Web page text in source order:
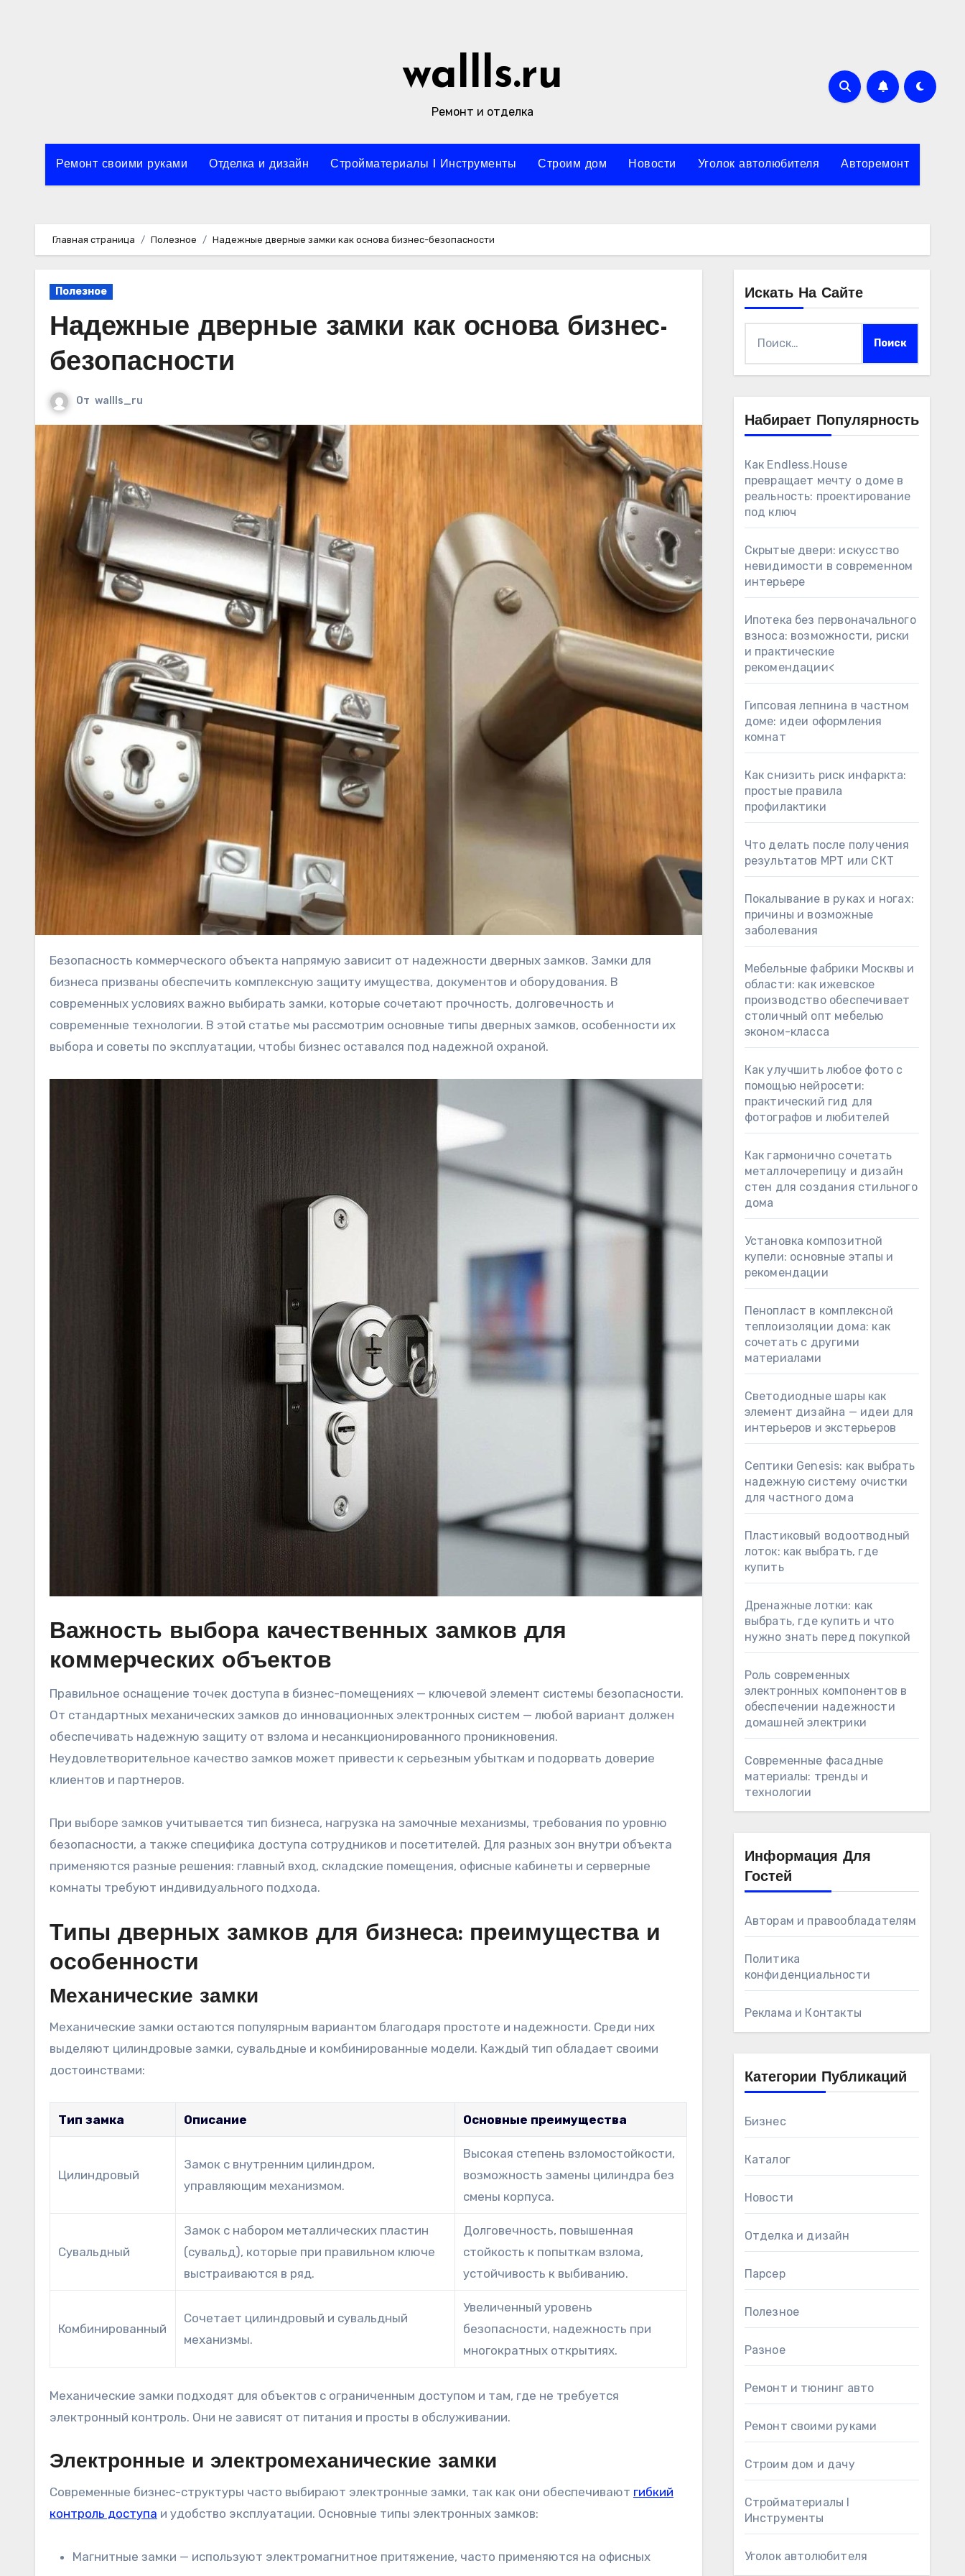
wallls.ru
Ремонт и отделка
Ремонт своими руками Отделка и дизайн Стройматериалы l Инструменты Строим дом Новости Уголок автолюбителя Авторемонт
Главная страница Полезное Надежные дверные замки как основа бизнес-безопасности
Полезное
Надежные дверные замки как основа бизнес-
безопасности
От wallls_ru
Безопасность коммерческого объекта напрямую зависит от надежности дверных замков. Замки для
бизнеса призваны обеспечить комплексную защиту имущества, документов и оборудования. В
современных условиях важно выбирать замки, которые сочетают прочность, долговечность и
современные технологии. В этой статье мы рассмотрим основные типы дверных замков, особенности их
выбора и советы по эксплуатации, чтобы бизнес оставался под надежной охраной.
Важность выбора качественных замков для
коммерческих объектов
Правильное оснащение точек доступа в бизнес-помещениях — ключевой элемент системы безопасности.
От стандартных механических замков до инновационных электронных систем — любой вариант должен
обеспечивать надежную защиту от взлома и несанкционированного проникновения.
Неудовлетворительное качество замков может привести к серьезным убыткам и подорвать доверие
клиентов и партнеров.
При выборе замков учитывается тип бизнеса, нагрузка на замочные механизмы, требования по уровню
безопасности, а также специфика доступа сотрудников и посетителей. Для разных зон внутри объекта
применяются разные решения: главный вход, складские помещения, офисные кабинеты и серверные
комнаты требуют индивидуального подхода.
Типы дверных замков для бизнеса: преимущества и
особенности
Механические замки
Механические замки остаются популярным вариантом благодаря простоте и надежности. Среди них
выделяют цилиндровые замки, сувальдные и комбинированные модели. Каждый тип обладает своими
достоинствами:
Тип замка Описание Основные преимущества
Цилиндровый
Замок с внутренним цилиндром,
управляющим механизмом.
Высокая степень взломостойкости,
возможность замены цилиндра без
смены корпуса.
Сувальдный
Замок с набором металлических пластин
(сувальд), которые при правильном ключе
выстраиваются в ряд.
Долговечность, повышенная
стойкость к попыткам взлома,
устойчивость к выбиванию.
Комбинированный
Сочетает цилиндровый и сувальдный
механизмы.
Увеличенный уровень
безопасности, надежность при
многократных открытиях.
Механические замки подходят для объектов с ограниченным доступом и там, где не требуется
электронный контроль. Они не зависят от питания и просты в обслуживании.
Электронные и электромеханические замки
Современные бизнес-структуры часто выбирают электронные замки, так как они обеспечивают гибкий
контроль доступа и удобство эксплуатации. Основные типы электронных замков:
Магнитные замки — используют электромагнитное притяжение, часто применяются на офисных
Искать На Сайте
Набирает Популярность
Как Endless.House
превращает мечту о доме в
реальность: проектирование
под ключ
Скрытые двери: искусство
невидимости в современном
интерьере
Ипотека без первоначального
взноса: возможности, риски
и практические
рекомендации<
Гипсовая лепнина в частном
доме: идеи оформления
комнат
Как снизить риск инфаркта:
простые правила
профилактики
Что делать после получения
результатов МРТ или СКТ
Покалывание в руках и ногах:
причины и возможные
заболевания
Мебельные фабрики Москвы и
области: как ижевское
производство обеспечивает
столичный опт мебелью
эконом-класса
Как улучшить любое фото с
помощью нейросети:
практический гид для
фотографов и любителей
Как гармонично сочетать
металлочерепицу и дизайн
стен для создания стильного
дома
Установка композитной
купели: основные этапы и
рекомендации
Пенопласт в комплексной
теплоизоляции дома: как
сочетать с другими
материалами
Светодиодные шары как
элемент дизайна — идеи для
интерьеров и экстерьеров
Септики Genesis: как выбрать
надежную систему очистки
для частного дома
Пластиковый водоотводный
лоток: как выбрать, где
купить
Дренажные лотки: как
выбрать, где купить и что
нужно знать перед покупкой
Роль современных
электронных компонентов в
обеспечении надежности
домашней электрики
Современные фасадные
материалы: тренды и
технологии
Информация Для
Гостей
Авторам и правообладателям
Политика
конфиденциальности
Реклама и Контакты
Категории Публикаций
Бизнес
Каталог
Новости
Отделка и дизайн
Парсер
Полезное
Разное
Ремонт и тюнинг авто
Ремонт своими руками
Строим дом и дачу
Стройматериалы l
Инструменты
Уголок автолюбителя